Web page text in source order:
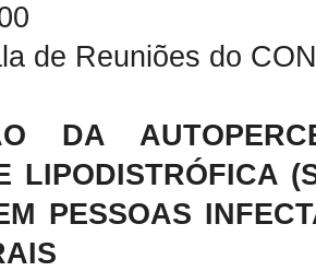
de Reuniões do
DA
LIPODISTRÓFICA
PESSOAS